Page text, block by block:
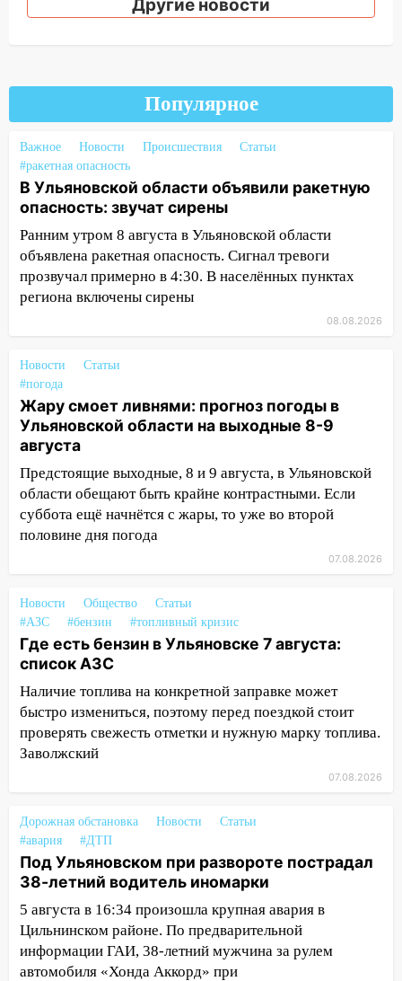
18:02 В Ульяновск едут звезды
оставил в силе приговор руководству
«УльяновскФармации» за махинации на
16:09 Ветераны легкой атлетики из
Ульяновска успешно выступили на
Чемпионате России
16:02 В Ульяновской области убрали
более 28% площадей зерновых и
зернобобовых культур
Бросила кирпич в жену брата: в
15:47
курьера: крупная авария в Ульяновске
15:15 Проводил до квартиры и ограбил:
новый кавалер женщины оказался
рецидивистом
14:26 В Ульяновске ограничат движение
по улице Ефремова
повысят зарплату
14:01 Инсценировали ДТП и получили
более 4,6 миллиона рублей: перед
автоподставщиков
13:36 В Инзе произошел крупный пожар
13:00 В суде защитили репутацию
животными
12:28 Миллион на «льготниках»: в
Ульяновской области перевозчик
провернул хитрую схему с чужими
проездными
12:10 Ульяновский алиментщик накопил
120 тысяч долга
Другие новости
Популярное
Важное Новости Происшествия
Статьи
#ракетная опасность
В Ульяновской области объявили ракетную
опасность: звучат сирены
Ранним утром 8 августа в Ульяновской области
объявлена ракетная опасность. Сигнал тревоги
прозвучал примерно в 4:30. В населённых пунктах
региона включены сирены
08.08.2026
Новости
Статьи
#погода
Жару смоет ливнями: прогноз погоды в
Ульяновской области на выходные 8-9
августа
Предстоящие выходные, 8 и 9 августа, в Ульяновской
области обещают быть крайне контрастными. Если
суббота ещё начнётся с жары, то уже во второй
половине дня погода
07.08.2026
Новости Общество
Статьи
#АЗС
#бензин #топливный кризис
Где есть бензин в Ульяновске 7 августа:
список АЗС
Наличие топлива на конкретной заправке может
быстро измениться, поэтому перед поездкой стоит
проверять свежесть отметки и нужную марку топлива.
Заволжский
07.08.2026
Дорожная обстановка Новости
Статьи
#авария
#ДТП
Под Ульяновском при развороте пострадал
38-летний водитель иномарки
5 августа в 16:34 произошла крупная авария в
Цильнинском районе. По предварительной
информации ГАИ, 38-летний мужчина за рулем
автомобиля «Хонда Аккорд» при